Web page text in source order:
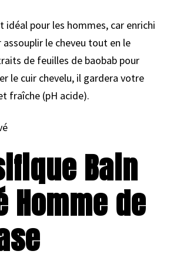
idéal pour les hommes, car enrichi
assouplir le cheveu tout en le
de feuilles de baobab pour
le cuir chevelu, il gardera votre
fraîche (pH acide).
Bain
Homme de